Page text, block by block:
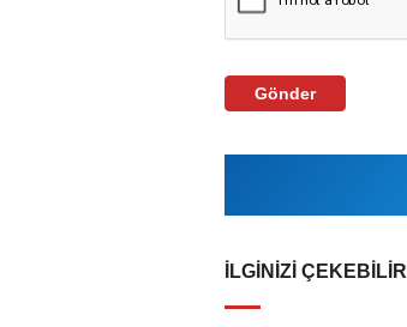
Gönder
İLGINIZI ÇEKEBILIR